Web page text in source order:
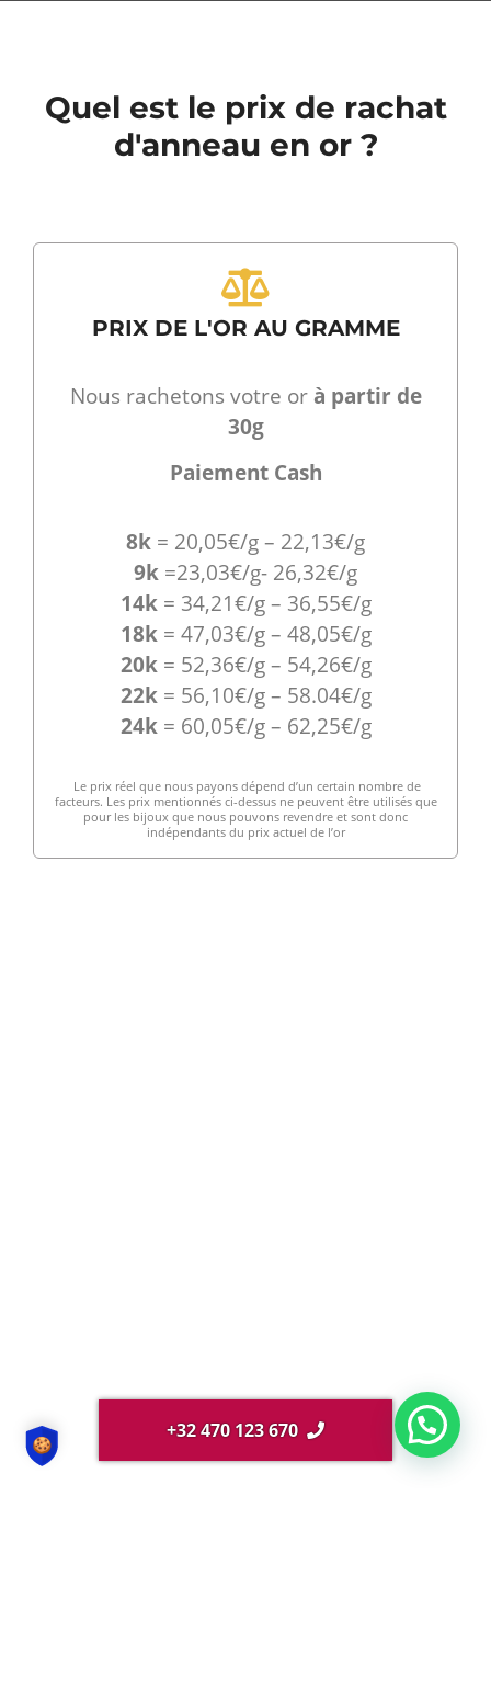
Quel est le prix de rachat
d'anneau en or ?
PRIX DE L'OR AU GRAMME
Nous rachetons votre orà partir de
30g
Paiement Cash
8k = 20,05€/g – 22,13€/g
9k =23,03€/g- 26,32€/g
14k = 34,21€/g – 36,55€/g
18k = 47,03€/g – 48,05€/g
20k = 52,36€/g – 54,26€/g
22k= 56,10€/g – 58.04€/g
24k= 60,05€/g – 62,25€/g
Le prix réel que nous payons dépend d’un certain nombre de
facteurs. Les prix mentionnés ci-dessus ne peuvent être utilisés que
pour les bijoux que nous pouvons revendre et sont donc
indépendants du prix actuel de l’or
+32 470 123 670